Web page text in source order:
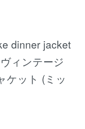
dinner jacket
ィンテージ
ケット (ミッ